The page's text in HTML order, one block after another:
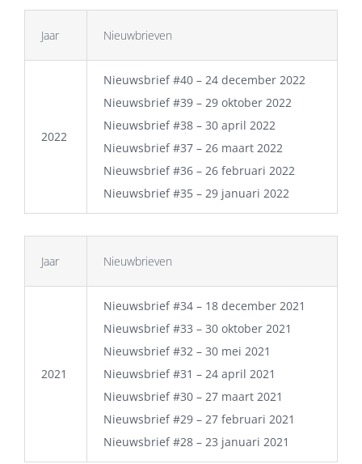
Jaar Nieuwbrieven
2022
Nieuwsbrief #40 – 24 december 2022
Nieuwsbrief #39 – 29 oktober 2022
Nieuwsbrief #38 – 30 april 2022
Nieuwsbrief #37 – 26 maart 2022
Nieuwsbrief #36 – 26 februari 2022
Nieuwsbrief #35 – 29 januari 2022
Jaar Nieuwbrieven
2021
Nieuwsbrief #34 – 18 december 2021
Nieuwsbrief #33 – 30 oktober 2021
Nieuwsbrief #32 – 30 mei 2021
Nieuwsbrief #31 – 24 april 2021
Nieuwsbrief #30 – 27 maart 2021
Nieuwsbrief #29 – 27 februari 2021
Nieuwsbrief #28 – 23 januari 2021